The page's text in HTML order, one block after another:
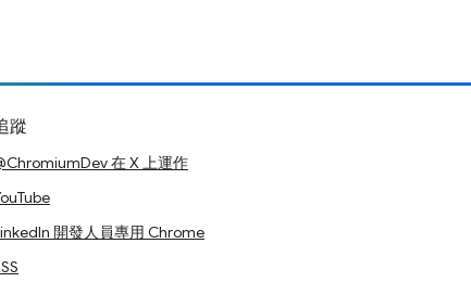
蹤
在 X 上運作
開發人員專用 Chrome